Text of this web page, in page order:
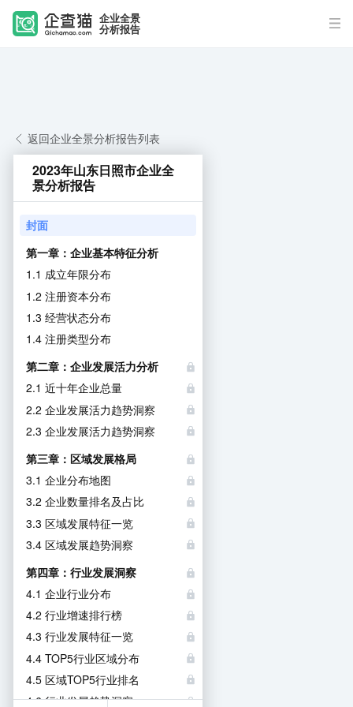
企业全景
分析报告
返回企业全景分析报告列表
2023年山东日照市企业全
景分析报告
封面
第一章：企业基本特征分析
1.1 成立年限分布
1.2 注册资本分布
1.3 经营状态分布
1.4 注册类型分布
第二章：企业发展活力分析
2.1 近十年企业总量
2.2 企业发展活力趋势洞察
2.3 企业发展活力趋势洞察
第三章：区域发展格局
3.1 企业分布地图
3.2 企业数量排名及占比
3.3 区域发展特征一览
3.4 区域发展趋势洞察
第四章：行业发展洞察
4.1 企业行业分布
4.2 行业增速排行榜
4.3 行业发展特征一览
4.4 TOP5行业区域分布
4.5 区域TOP5行业排名
4.6 行业发展趋势洞察